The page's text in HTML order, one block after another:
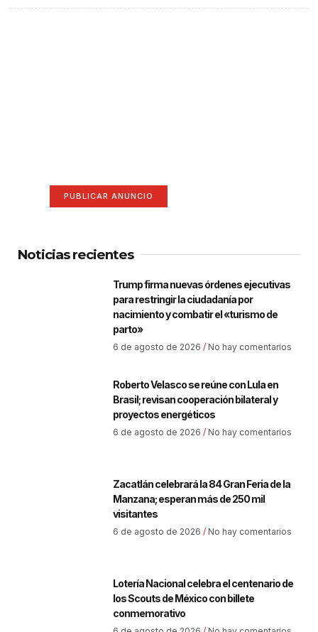
PUBLICAR ANUNCIO
Noticias recientes
Trump firma nuevas órdenes ejecutivas
para restringir la ciudadanía por
nacimiento y combatir el «turismo de
parto»
6 de agosto de 2026 No hay comentarios
Roberto Velasco se reúne con Lula en
Brasil; revisan cooperación bilateral y
proyectos energéticos
6 de agosto de 2026 No hay comentarios
Zacatlán celebrará la 84 Gran Feria de la
Manzana; esperan más de 250 mil
visitantes
6 de agosto de 2026 No hay comentarios
Lotería Nacional celebra el centenario de
los Scouts de México con billete
conmemorativo